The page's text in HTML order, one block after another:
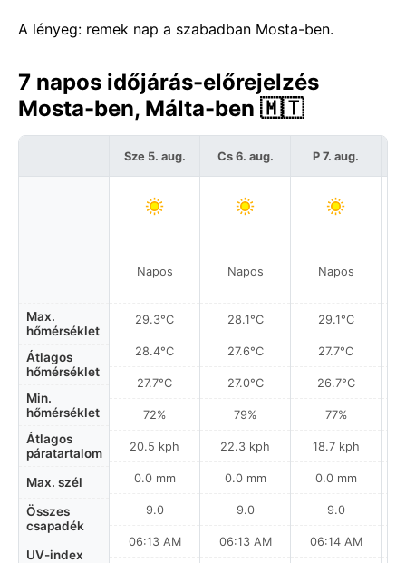
A lényeg: remek nap a szabadban Mosta-ben.
7 napos időjárás-előrejelzés
Mosta-ben, Málta-ben 🇲🇹
Max.
hőmérséklet
Átlagos
hőmérséklet
Min.
hőmérséklet
Átlagos
páratartalom
Max. szél
Összes
csapadék
UV-index
Sze 5. aug.
Napos
29.3°C
28.4°C
27.7°C
72%
20.5 kph
0.0 mm
9.0
06:13 AM
Cs 6. aug.
Napos
28.1°C
27.6°C
27.0°C
79%
22.3 kph
0.0 mm
9.0
06:13 AM
P 7. aug.
Napos
29.1°C
27.7°C
26.7°C
77%
18.7 kph
0.0 mm
9.0
06:14 AM